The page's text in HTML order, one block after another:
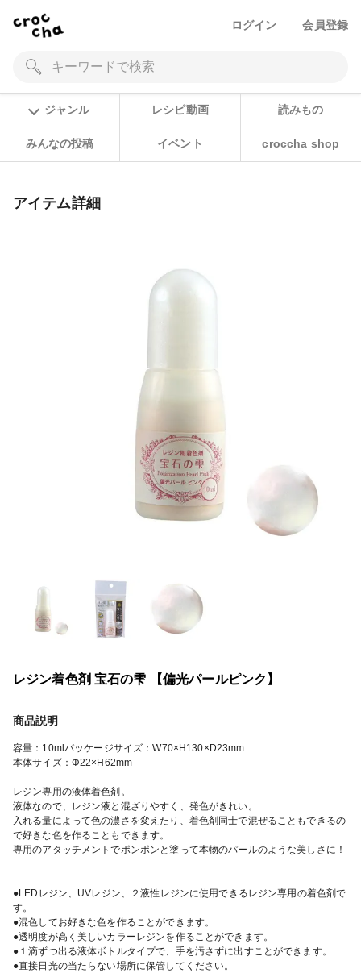
ログイン 会員登録
ジャンル レシピ動画 読みもの
みんなの投稿 イベント croccha shop
アイテム詳細
レジン着色剤 宝石の雫 【偏光パールピンク】
商品説明
容量：10mlパッケージサイズ：W70×H130×D23mm
本体サイズ：Φ22×H62mm
レジン専用の液体着色剤。
液体なので、レジン液と混ざりやすく、発色がきれい。
入れる量によって色の濃さを変えたり、着色剤同士で混ぜることもできるの
で好きな色を作ることもできます。
専用のアタッチメントでポンポンと塗って本物のパールのような美しさに！
●LEDレジン、UVレジン、２液性レジンに使用できるレジン専用の着色剤で
す。
●混色してお好きな色を作ることができます。
●透明度が高く美しいカラーレジンを作ることができます。
●１滴ずつ出る液体ボトルタイプで、手を汚さずに出すことができます。
●直接日光の当たらない場所に保管してください。